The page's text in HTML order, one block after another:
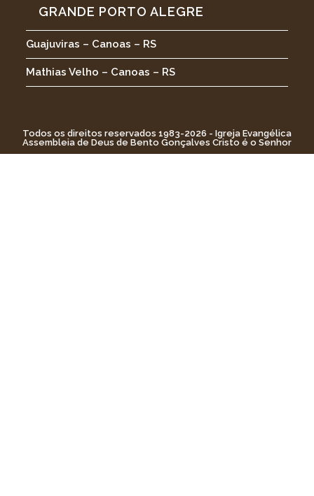
GRANDE PORTO ALEGRE
Guajuviras – Canoas – RS
Mathias Velho – Canoas – RS
Todos os direitos reservados 1983-2026 - Igreja Evangélica
Assembleia de Deus de Bento Gonçalves Cristo é o Senhor